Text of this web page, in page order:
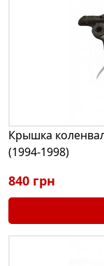
Крышка
(1994-1998)
840 грн